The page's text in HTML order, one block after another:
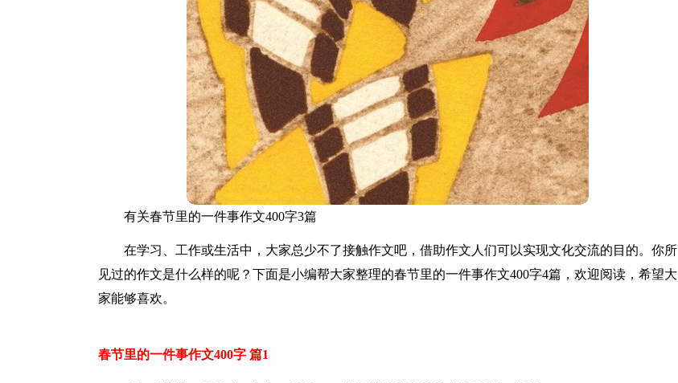
有关春节里的一件事作文400字3篇
在学习、工作或生活中，大家总少不了接触作文吧，借助作文人们可以实现文化交流的目的。你所
见过的作文是什么样的呢？下面是小编帮大家整理的春节里的一件事作文400字4篇，欢迎阅读，希望大
家能够喜欢。
春节里的一件事作文400字 篇1